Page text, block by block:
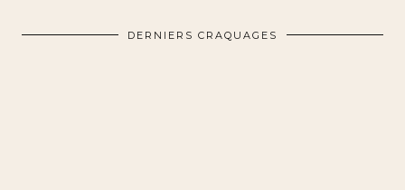
DERNIERS CRAQUAGES